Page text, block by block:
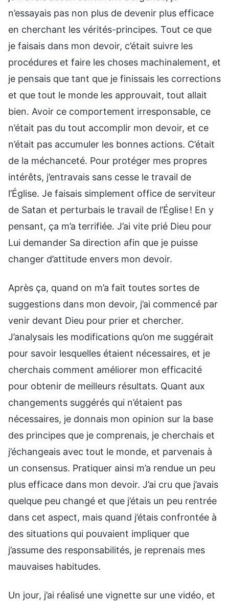
n’essayais pas non plus de devenir plus efficace
en cherchant les vérités-principes. Tout ce que
je faisais dans mon devoir, c’était suivre les
procédures et faire les choses machinalement, et
je pensais que tant que je finissais les corrections
et que tout le monde les approuvait, tout allait
bien. Avoir ce comportement irresponsable, ce
n’était pas du tout accomplir mon devoir, et ce
n’était pas accumuler les bonnes actions. C’était
de la méchanceté. Pour protéger mes propres
intérêts, j’entravais sans cesse le travail de
l’Église. Je faisais simplement office de serviteur
de Satan et perturbais le travail de l’Église ! En y
pensant, ça m’a terrifiée. J’ai vite prié Dieu pour
Lui demander Sa direction afin que je puisse
changer d’attitude envers mon devoir.
Après ça, quand on m’a fait toutes sortes de
suggestions dans mon devoir, j’ai commencé par
venir devant Dieu pour prier et chercher.
J’analysais les modifications qu’on me suggérait
pour savoir lesquelles étaient nécessaires, et je
cherchais comment améliorer mon efficacité
pour obtenir de meilleurs résultats. Quant aux
changements suggérés qui n’étaient pas
nécessaires, je donnais mon opinion sur la base
des principes que je comprenais, je cherchais et
j’échangeais avec tout le monde, et parvenais à
un consensus. Pratiquer ainsi m’a rendue un peu
plus efficace dans mon devoir. J’ai cru que j’avais
quelque peu changé et que j’étais un peu rentrée
dans cet aspect, mais quand j’étais confrontée à
des situations qui pouvaient impliquer que
j’assume des responsabilités, je reprenais mes
mauvaises habitudes.
Un jour, j’ai réalisé une vignette sur une vidéo, et